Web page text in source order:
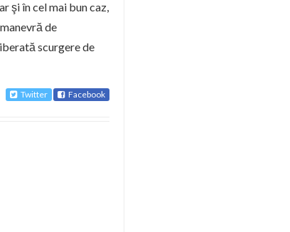
şi în cel mai bun caz,
de
scurgere de
Twitter Facebook